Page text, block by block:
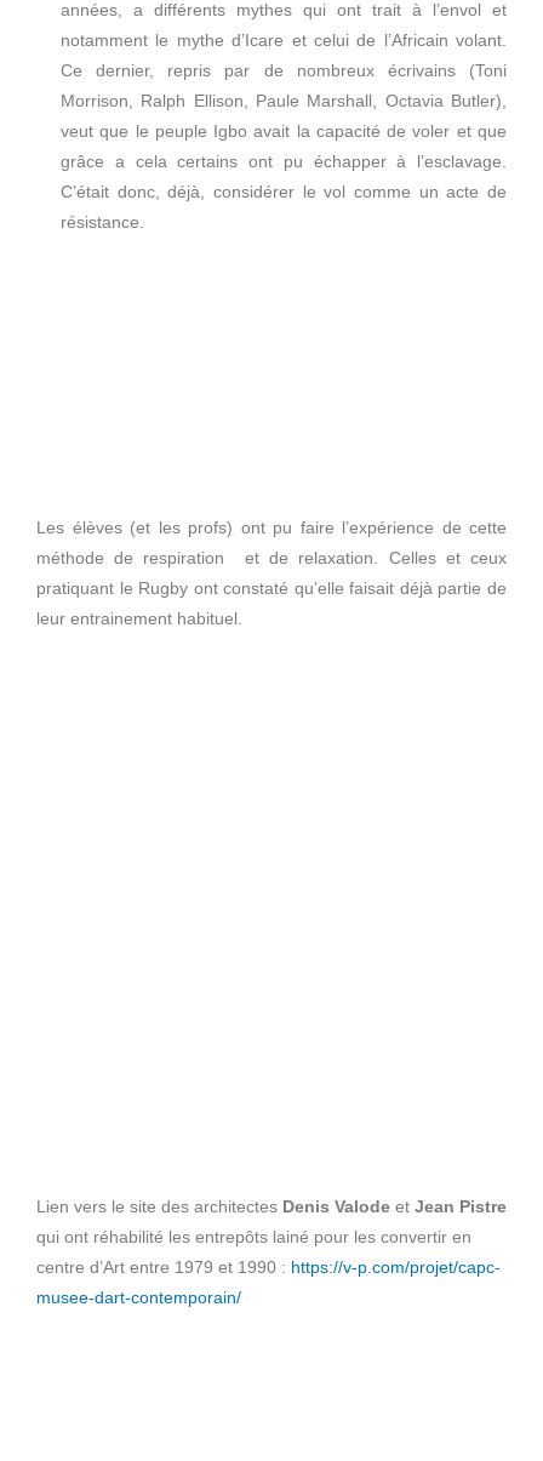
années, a différents mythes qui ont trait à l’envol et
notamment le mythe d’Icare et celui de l’Africain volant.
Ce dernier, repris par de nombreux écrivains (Toni
Morrison, Ralph Ellison, Paule Marshall, Octavia Butler),
veut que le peuple Igbo avait la capacité de voler et que
grâce a cela certains ont pu échapper à l’esclavage.
C’était donc, déjà, considérer le vol comme un acte de
résistance.
Les élèves (et les profs) ont pu faire l’expérience de cette
méthode de respiration et de relaxation. Celles et ceux
pratiquant le Rugby ont constaté qu’elle faisait déjà partie de
leur entrainement habituel.
Lien vers le site des architectes Denis Valode et Jean Pistre
qui ont réhabilité les entrepôts lainé pour les convertir en
centre d’Art entre 1979 et 1990 : https://v-p.com/projet/capc-
musee-dart-contemporain/